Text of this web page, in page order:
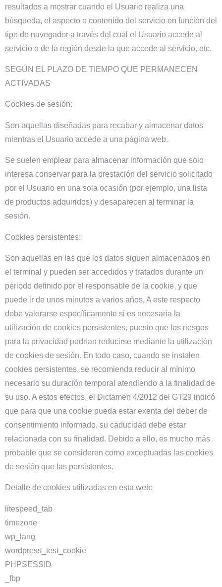
resultados a mostrar cuando el Usuario realiza una
búsqueda, el aspecto o contenido del servicio en función del
tipo de navegador a través del cual el Usuario accede al
servicio o de la región desde la que accede al servicio, etc.
SEGÚN EL PLAZO DE TIEMPO QUE PERMANECEN
ACTIVADAS
Cookies de sesión:
Son aquellas diseñadas para recabar y almacenar datos
mientras el Usuario accede a una página web.
Se suelen emplear para almacenar información que solo
interesa conservar para la prestación del servicio solicitado
por el Usuario en una sola ocasión (por ejemplo, una lista
de productos adquiridos) y desaparecen al terminar la
sesión.
Cookies persistentes:
Son aquellas en las que los datos siguen almacenados en
el terminal y pueden ser accedidos y tratados durante un
periodo definido por el responsable de la cookie, y que
puede ir de unos minutos a varios años. A este respecto
debe valorarse específicamente si es necesaria la
utilización de cookies persistentes, puesto que los riesgos
para la privacidad podrían reducirse mediante la utilización
de cookies de sesión. En todo caso, cuando se instalen
cookies persistentes, se recomienda reducir al mínimo
necesario su duración temporal atendiendo a la finalidad de
su uso. A estos efectos, el Dictamen 4/2012 del GT29 indicó
que para que una cookie pueda estar exenta del deber de
consentimiento informado, su caducidad debe estar
relacionada con su finalidad. Debido a ello, es mucho más
probable que se consideren como exceptuadas las cookies
de sesión que las persistentes.
Detalle de cookies utilizadas en esta web:
litespeed_tab
timezone
wp_lang
wordpress_test_cookie
PHPSESSID
_fbp